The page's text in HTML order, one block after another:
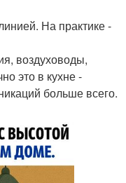
На практике -
воздуховоды,
это в кухне -
больше всего.